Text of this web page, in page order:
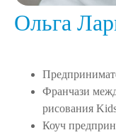
Ольга
Франчази
рисования
Коуч